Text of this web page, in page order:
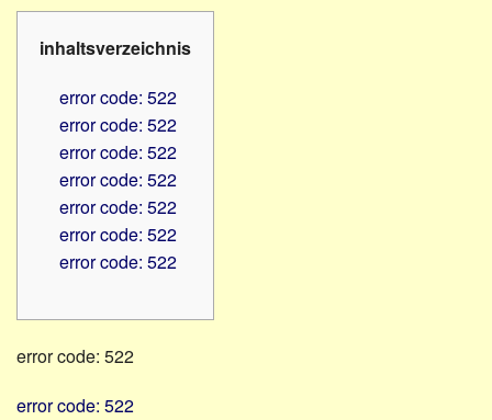
Hilfsmittel
-
PC
Reha-
Lehrer
Verbände
inhaltsverzeichnis
error code: 522
error code: 522
error code: 522
error code: 522
error code: 522
error code: 522
error code: 522
error code: 522
error code: 522